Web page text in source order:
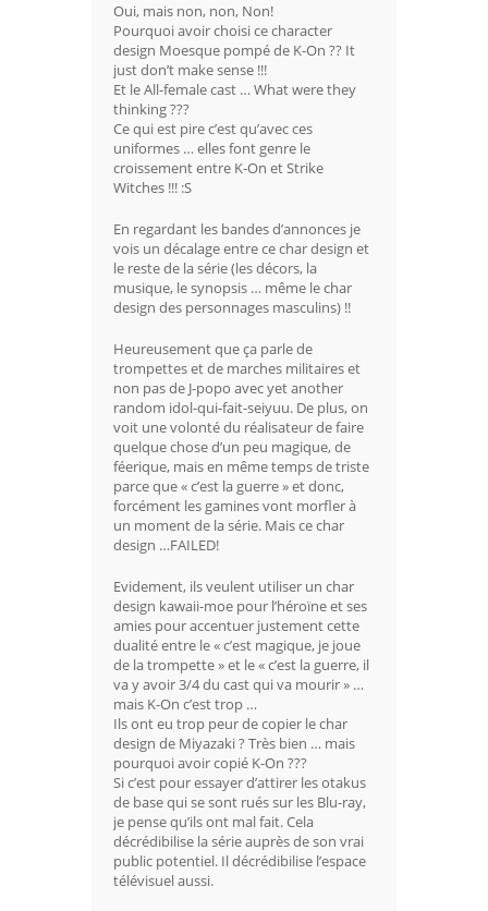
Oui, mais non, non, Non!
Pourquoi avoir choisi ce character
design Moesque pompé de K-On ?? It
just don’t make sense !!!
Et le All-female cast … What were they
thinking ???
Ce qui est pire c’est qu’avec ces
uniformes … elles font genre le
croissement entre K-On et Strike
Witches !!! :S
En regardant les bandes d’annonces je
vois un décalage entre ce char design et
le reste de la série (les décors, la
musique, le synopsis … même le char
design des personnages masculins) !!
Heureusement que ça parle de
trompettes et de marches militaires et
non pas de J-popo avec yet another
random idol-qui-fait-seiyuu. De plus, on
voit une volonté du réalisateur de faire
quelque chose d’un peu magique, de
féerique, mais en même temps de triste
parce que « c’est la guerre » et donc,
forcément les gamines vont morfler à
un moment de la série. Mais ce char
design …FAILED!
Evidement, ils veulent utiliser un char
design kawaii-moe pour l’héroïne et ses
amies pour accentuer justement cette
dualité entre le « c’est magique, je joue
de la trompette » et le « c’est la guerre, il
va y avoir 3/4 du cast qui va mourir » …
mais K-On c’est trop …
Ils ont eu trop peur de copier le char
design de Miyazaki ? Très bien … mais
pourquoi avoir copié K-On ???
Si c’est pour essayer d’attirer les otakus
de base qui se sont rués sur les Blu-ray,
je pense qu’ils ont mal fait. Cela
décrédibilise la série auprès de son vrai
public potentiel. Il décrédibilise l’espace
télévisuel aussi.